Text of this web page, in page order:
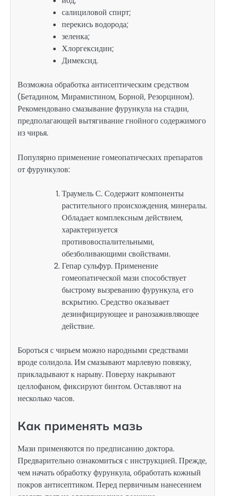
салициловой спирт;
перекись водорода;
зеленка;
Хлоргексидин;
Димексид.
Возможна обработка антисептическим средством
(Бетадином, Мирамистином, Борной, Резорцином).
Рекомендовано смазывание фурункула на стадии,
предполагающей вытягивание гнойного содержимого
из чирья.
Популярно применение гомеопатических препаратов
от фурункулов:
Траумель С. Содержит компоненты
растительного происхождения, минералы.
Обладает комплексным действием,
характеризуется
противовоспалительными,
обезболивающими свойствами.
Гепар сульфур. Применение
гомеопатической мази способствует
быстрому вызреванию фурункула, его
вскрытию. Средство оказывает
дезинфицирующее и ранозаживляющее
действие.
Бороться с чирьем можно народными средствами
вроде солидола. Им смазывают марлевую повязку,
прикладывают к нарыву. Поверху накрывают
целлофаном, фиксируют бинтом. Оставляют на
несколько часов.
Как применять мазь
Мази применяются по предписанию доктора.
Предварительно ознакомиться с инструкцией. Прежде,
чем начать обработку фурункула, обработать кожный
покров антисептиком. Перед первичным нанесением